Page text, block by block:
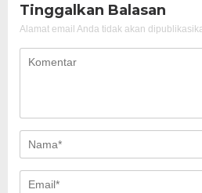
Tinggalkan Balasan
Alamat email Anda tidak akan